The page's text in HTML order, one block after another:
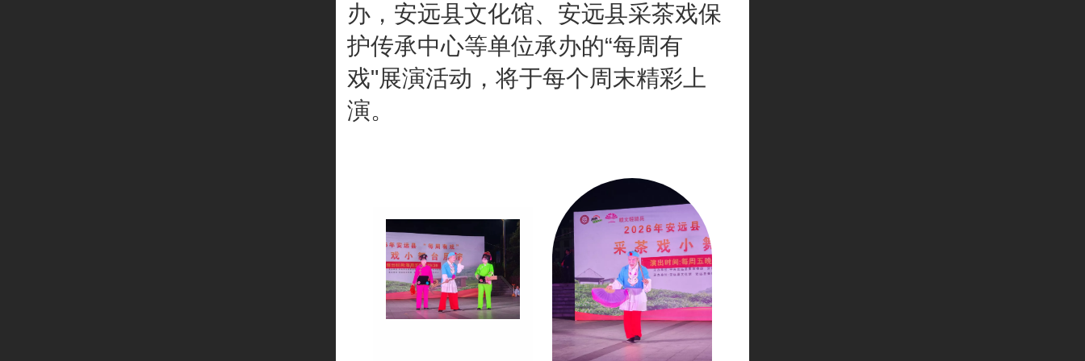
办，安远县文化馆、安远县采茶戏保
护传承中心等单位承办的“每周有
戏"展演活动，将于每个周末精彩上
演。